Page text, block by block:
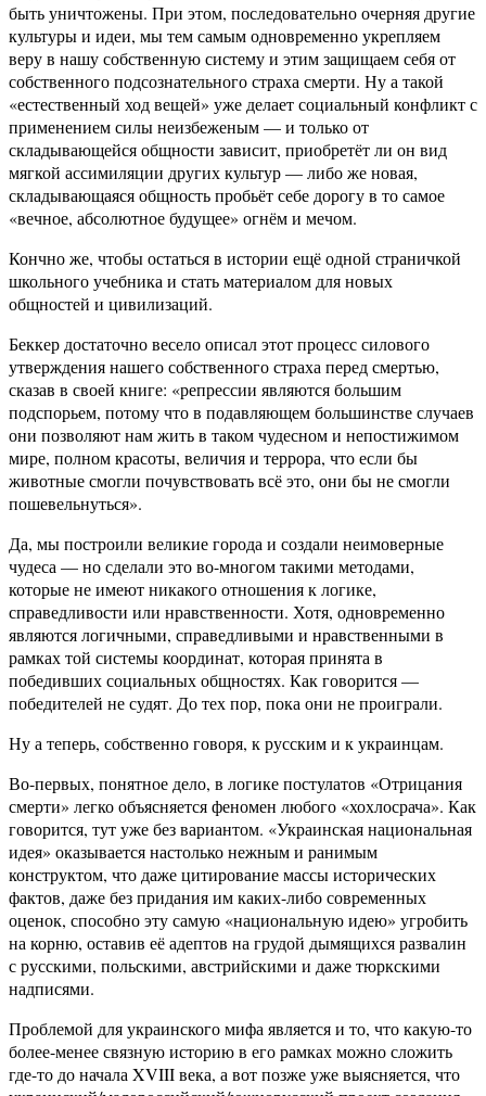
быть уничтожены. При этом, последовательно очерняя другие
культуры и идеи, мы тем самым одновременно укрепляем
веру в нашу собственную систему и этим защищаем себя от
собственного подсознательного страха смерти. Ну а такой
«естественный ход вещей» уже делает социальный конфликт с
применением силы неизбеженым — и только от
складывающейся общности зависит, приобретёт ли он вид
мягкой ассимиляции других культур — либо же новая,
складывающаяся общность пробьёт себе дорогу в то самое
«вечное, абсолютное будущее» огнём и мечом.
Кончно же, чтобы остаться в истории ещё одной страничкой
школьного учебника и стать материалом для новых
общностей и цивилизаций.
Беккер достаточно весело описал этот процесс силового
утверждения нашего собственного страха перед смертью,
сказав в своей книге: «репрессии являются большим
подспорьем, потому что в подавляющем большинстве случаев
они позволяют нам жить в таком чудесном и непостижимом
мире, полном красоты, величия и террора, что если бы
животные смогли почувствовать всё это, они бы не смогли
пошевельнуться».
Да, мы построили великие города и создали неимоверные
чудеса — но сделали это во-многом такими методами,
которые не имеют никакого отношения к логике,
справедливости или нравственности. Хотя, одновременно
являются логичными, справедливыми и нравственными в
рамках той системы координат, которая принята в
победивших социальных общностях. Как говорится —
победителей не судят. До тех пор, пока они не проиграли.
Ну а теперь, собственно говоря, к русским и к украинцам.
Во-первых, понятное дело, в логике постулатов «Отрицания
смерти» легко объясняется феномен любого «хохлосрача». Как
говорится, тут уже без вариантом. «Украинская национальная
идея» оказывается настолько нежным и ранимым
конструктом, что даже цитирование массы исторических
фактов, даже без придания им каких-либо современных
оценок, способно эту самую «национальную идею» угробить
на корню, оставив её адептов на грудой дымящихся развалин
с русскими, польскими, австрийскими и даже тюркскими
надписями.
Проблемой для украинского мифа является и то, что какую-то
более-менее связную историю в его рамках можно сложить
где-то до начала XVIII века, а вот позже уже выясняется, что